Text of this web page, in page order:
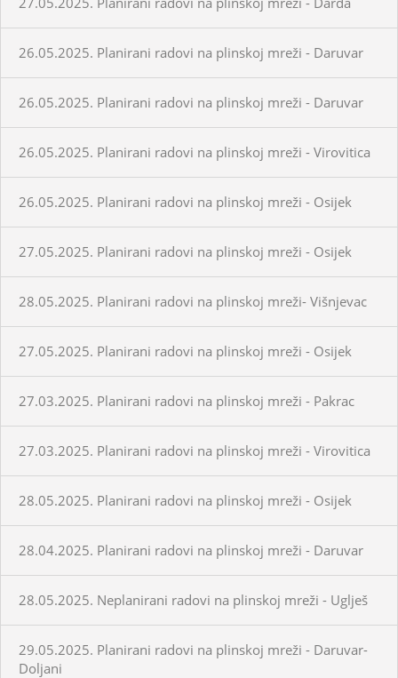
26.05.2025. Planirani radovi na plinskoj mreži - Daruvar
26.05.2025. Planirani radovi na plinskoj mreži - Daruvar
26.05.2025. Planirani radovi na plinskoj mreži - Virovitica
26.05.2025. Planirani radovi na plinskoj mreži - Osijek
27.05.2025. Planirani radovi na plinskoj mreži - Osijek
28.05.2025. Planirani radovi na plinskoj mreži- Višnjevac
27.05.2025. Planirani radovi na plinskoj mreži - Osijek
27.03.2025. Planirani radovi na plinskoj mreži - Pakrac
27.03.2025. Planirani radovi na plinskoj mreži - Virovitica
28.05.2025. Planirani radovi na plinskoj mreži - Osijek
28.04.2025. Planirani radovi na plinskoj mreži - Daruvar
28.05.2025. Neplanirani radovi na plinskoj mreži - Uglješ
29.05.2025. Planirani radovi na plinskoj mreži - Daruvar-
Doljani